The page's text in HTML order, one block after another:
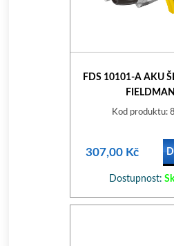
FDS 10101-A AKU
Kod produktu:
307,00 Kč
Dostupnost: